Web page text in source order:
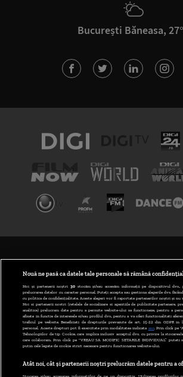
București Băneasa,
ABONARE DIGI TV
GESTIONAȚI PREFERINȚELE
CODUL DIGI24
CAMERE WEB
CONTACT/INFO
Nouă ne pasă ca datele tale personale să rămână
Noi și partenerii noștri 30stocăm și/sau accesăm informații pe dispozitivul
prelucrarea datelor cu caracter personal. Puteți accepta sau gestiona alegerile dvs.
cu politica de confidențialitate. Aceste alegeri vor fi raportate partenerilor noștri și nu
Noi si partenerii nostri (retelele de socializare si agentiile de publicitate partenere,
analitice) prelucram date pentru a permite website-ului sa functioneze, pentru a
afisate in functie de interesele si/sau profilul dvs., pentru a va oferi functionalitati
traficul pe website. Beneficiati de drepturile prevazute de art. 15-22 din GDPR in
personal. Aceste drepturi pot fi exercitate prin modalitatea indicata aici. Prin click pe
Tehnologiilor de tip Cookie, care implica inclusiv acceptul dvs. cu privire la stocarea/
care colaboram. Prin click pe “VREAU SA MODIFIC SETARILE INDIVIDUAL”
putin cele legate de cookie strict necesare pentru functionarea website-ului.
Atât noi, cât și partenerii noștri prelucrăm datele pentru a